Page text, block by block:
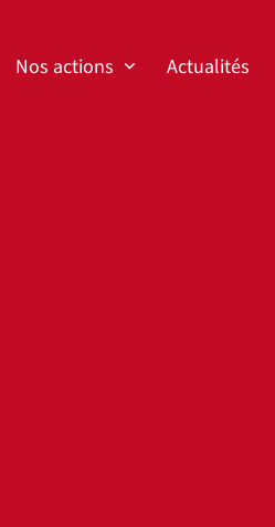
Nos actions Actualités